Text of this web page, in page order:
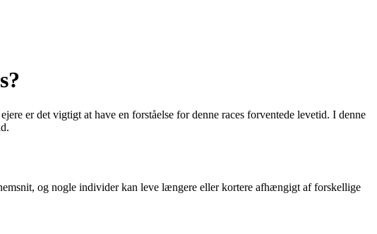
er det vigtigt at have en forståelse for denne races forventede levetid. I denne
og nogle individer kan leve længere eller kortere afhængigt af forskellige